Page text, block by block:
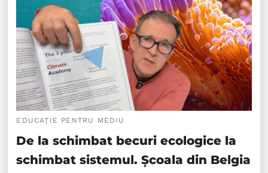
EDUCAȚIE PENTRU MEDIU
De la schimbat becuri ecologice la
schimbat sistemul. Școala din Belgia